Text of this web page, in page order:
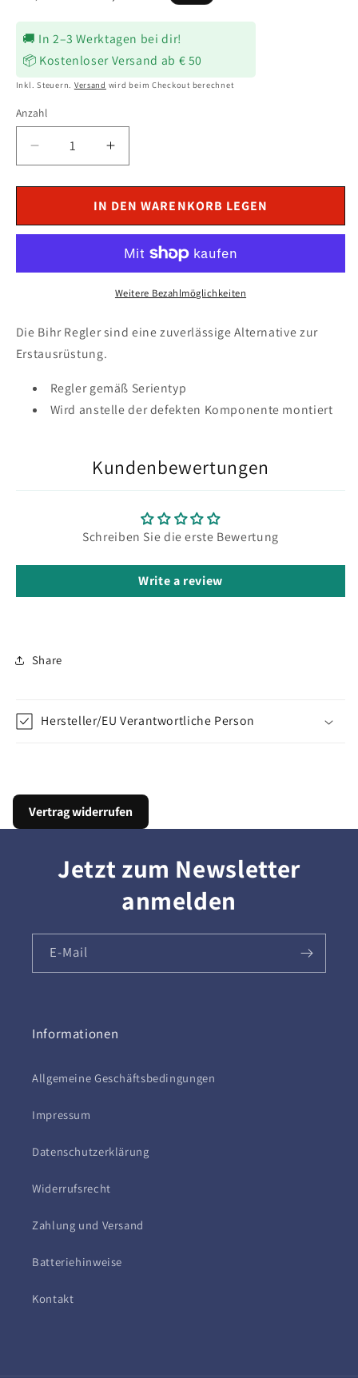
🚚 In 2–3 Werktagen bei dir!
📦 Kostenloser Versand ab € 50
Inkl. Steuern. Versand wird beim Checkout berechnet
Anzahl
Verringere
die
Menge
Laderegler
KYMCO
2007-
2008
Erhöhe
die
Menge
für
Laderegler
für
KYMCO
PEOPLE
2007-
IN DEN WARENKORB LEGEN
Weitere Bezahlmöglichkeiten
Die Bihr Regler sind eine zuverlässige Alternative zur
Erstausrüstung.
Regler gemäß Serientyp
Wird anstelle der defekten Komponente montiert
Kundenbewertungen
Schreiben Sie die erste Bewertung
Write a review
Share
Hersteller/EU Verantwortliche Person
Vertrag widerrufen
Jetzt zum Newsletter
anmelden
E-Mail
Informationen
Allgemeine Geschäftsbedingungen
Impressum
Datenschutzerklärung
Widerrufsrecht
Zahlung und Versand
Batteriehinweise
Kontakt